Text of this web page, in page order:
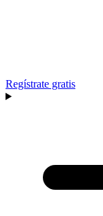
Regístrate gratis